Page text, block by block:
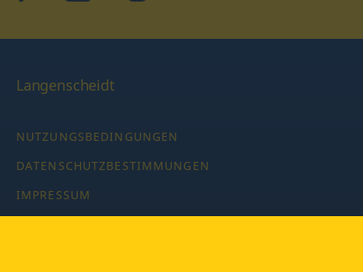
Langenscheidt
NUTZUNGSBEDINGUNGEN
DATENSCHUTZBESTIMMUNGEN
IMPRESSUM